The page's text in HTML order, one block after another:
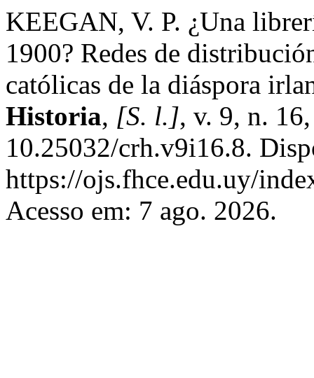
KEEGAN, V. P. ¿Una
1900? Redes de
católicas de la diáspora
Historia, [S. l.], v. 9, n.
10.25032/crh.v9i16.8.
https://ojs.fhce.edu.uy/
Acesso em: 7 ago. 2026.